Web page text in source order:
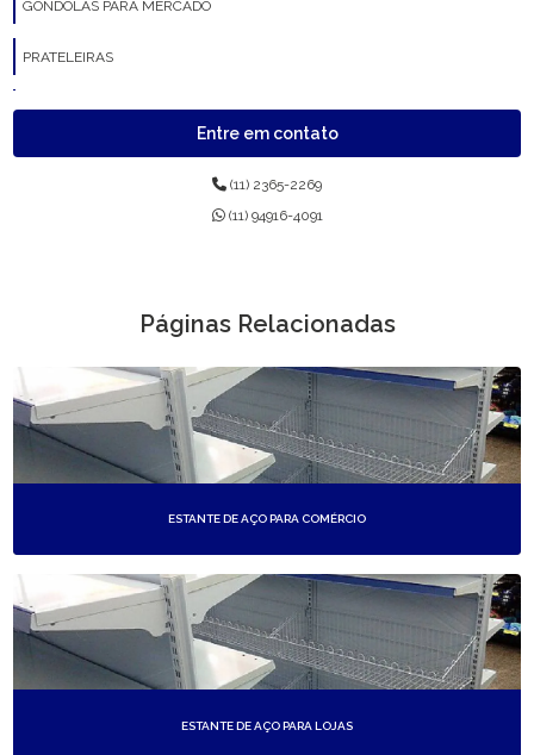
GÔNDOLAS PARA MERCADO
PRATELEIRAS
PRATELEIRAS DE MERCADO
Entre em contato
(11) 2365-2269
(11) 94916-4091
Páginas Relacionadas
ESTANTE DE AÇO PARA COMÉRCIO
ESTANTE DE AÇO PARA LOJAS